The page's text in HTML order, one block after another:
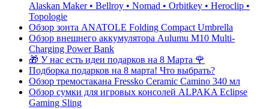
Alaskan Maker • Bellroy • Nomad • Orbitkey • Heroclip •
Topologie
Обзор зонта ANATOLE Folding Compact Umbrella
Обзор внешнего аккумулятора Aulumu M10 Multi-
Charging Power Bank
🎁 У нас есть идеи подарков на 8 Марта 🌹
Подборка подарков на 8 марта! Что выбрать?
Обзор тремостакана Fressko Ceramic Camino 340 мл
Обзор сумки для игровых консолей ALPAKA Eclipse
Gaming Sling